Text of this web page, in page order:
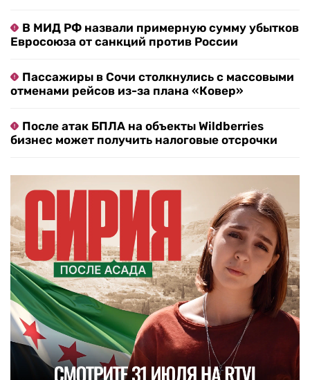
В МИД РФ назвали примерную сумму убытков
Евросоюза от санкций против России
Пассажиры в Сочи столкнулись с массовыми
отменами рейсов из-за плана «Ковер»
После атак БПЛА на объекты Wildberries
бизнес может получить налоговые отсрочки